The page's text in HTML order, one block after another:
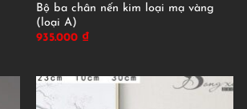
Bộ ba chân nến kim loại mạ vàng
(loại A)
935.000 ₫